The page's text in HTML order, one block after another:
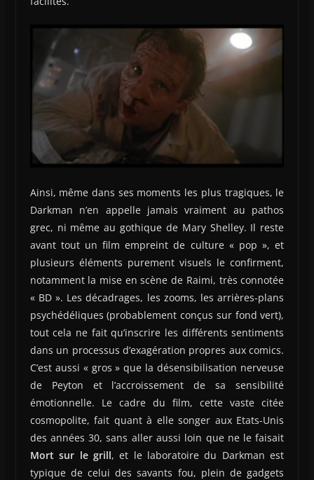
Ainsi, même dans ses moments les plus tragiques, le
Darkman n’en appelle jamais vraiment au pathos
grec, ni même au gothique de Mary Shelley. Il reste
avant tout un film empreint de culture « pop », et
plusieurs éléments purement visuels le confirment,
notamment la mise en scène de Raimi, très connotée
« BD ». Les décadrages, les zooms, les arrières-plans
psychédéliques (probablement conçus sur fond vert),
tout cela ne fait qu’inscrire les différents sentiments
dans un processus d’exagération propres aux comics.
C’est aussi « gros » que la désensibilisation nerveuse
de Peyton et l’accroissement de sa sensibilité
émotionnelle. Le cadre du film, cette vaste citée
cosmopolite, fait quant à elle songer aux Etats-Unis
des années 30, sans aller aussi loin que ne le faisait
Mort sur le grill, et le laboratoire du Darkman est
typique de celui des savants fou, plein de gadgets